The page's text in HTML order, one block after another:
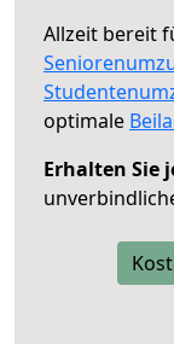
Allzeit bereit
optimale
Erhalten Sie